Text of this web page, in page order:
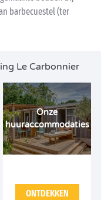
barbecuestel (ter
Le Carbonnier
Onze
huuraccommodaties
ONTDEKKEN